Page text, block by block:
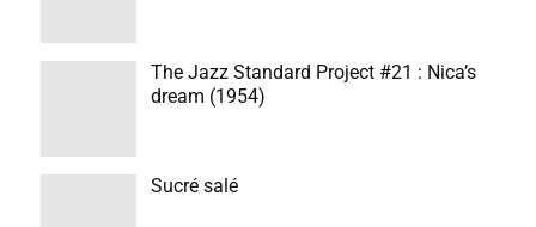
The Jazz Standard Project #21 : Nica’s
dream (1954)
Sucré salé